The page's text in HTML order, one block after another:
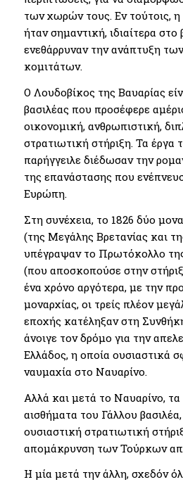
των χωρών τους. Εν τούτοις, η
ήταν σημαντική, ιδιαίτερα
ενεθάρρυναν την ανάπτυξη
κομιτάτων.
Ο Λουδοβίκος της Βαυαρίας
βασιλέας που προσέφερε
οικονομική, ανθρωπιστική,
στρατιωτική στήριξη. Τα έργα
παρήγγειλε διέδωσαν την
της επανάστασης που
Ευρώπη.
Στη συνέχεια, το 1826 δύο
(της Μεγάλης Βρετανίας και
υπέγραψαν το Πρωτόκολλο
(που αποσκοπούσε στην
ένα χρόνο αργότερα, με την
μοναρχίας, οι τρείς πλέον
εποχής κατέληξαν στη
άνοιγε τον δρόμο για την
Ελλάδος, η οποία ουσιαστικά
ναυμαχία στο Ναυαρίνο.
Αλλά και μετά το Ναυαρίνο, τα
αισθήματα του Γάλλου
ουσιαστική στρατιωτική
απομάκρυνση των Τούρκων
Η μία μετά την άλλη, σχεδόν